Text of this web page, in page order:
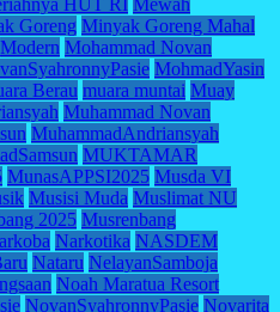
Goreng Minyak Goreng Mahal
Modern Mohammad Novan
MohmadYasin
Berau muara muntai Muay
Muhammad Novan
MuhammadAndriansyah
MUKTAMAR
MunasAPPSI2025 Musda VI
Musisi Muda Muslimat NU
2025 Musrenbang
Narkotika NASDEM
Nataru NelayanSamboja
Noah Maratua Resort
NovanSyahronnyPasie Novarita